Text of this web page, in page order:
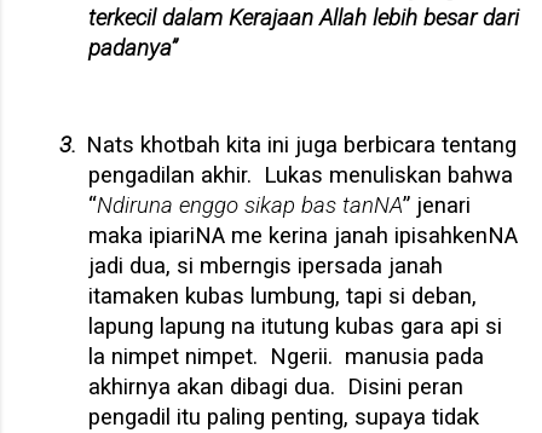
terkecil dalam Kerajaan Allah lebih besar dari
padanya”
3. Nats khotbah kita ini juga berbicara tentang
pengadilan akhir. Lukas menuliskan bahwa
“Ndiruna enggo sikap bas tanNA” jenari
maka ipiariNA me kerina janah ipisahkenNA
jadi dua, si mberngis ipersada janah
itamaken kubas lumbung, tapi si deban,
lapung lapung na itutung kubas gara api si
la nimpet nimpet. Ngerii. manusia pada
akhirnya akan dibagi dua. Disini peran
pengadil itu paling penting, supaya tidak